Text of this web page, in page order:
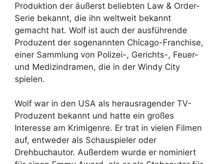
Produktion der äußerst beliebten Law & Order-
Serie bekannt, die ihn weltweit bekannt
gemacht hat. Wolf ist auch der ausführende
Produzent der sogenannten Chicago-Franchise,
einer Sammlung von Polizei-, Gerichts-, Feuer-
und Medizindramen, die in der Windy City
spielen.
Wolf war in den USA als herausragender TV-
Produzent bekannt und hatte ein großes
Interesse am Krimigenre. Er trat in vielen Filmen
auf, entweder als Schauspieler oder
Drehbuchautor. Außerdem wurde er nominiert